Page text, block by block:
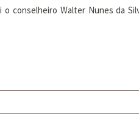
conselheiro Walter Nunes da